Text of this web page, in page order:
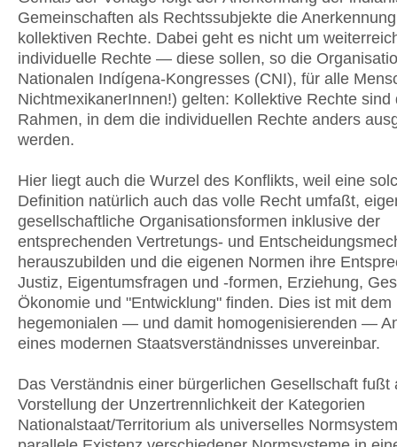
Gemeinschaften als Rechtssubjekte die
kollektiven Rechte. Dabei geht es nicht um
individuelle Rechte — diese sollen, so die
Nationalen Indígena-Kongresses (CNI), für alle
NichtmexikanerInnen!) gelten: Kollektive Rechte sind
Rahmen, in dem die individuellen Rechte anders
werden.
Hier liegt auch die Wurzel des Konflikts, weil eine
Definition natürlich auch das volle Recht umfaßt,
gesellschaftliche Organisationsformen inklusive der
entsprechenden Vertretungs- und
herauszubilden und die eigenen Normen ihre
Justiz, Eigentumsfragen und -formen, Erziehung,
Ökonomie und "Entwicklung" finden. Dies ist mit dem
hegemonialen — und damit homogenisierenden —
eines modernen Staatsverständnisses unvereinbar.
Das Verständnis einer bürgerlichen Gesellschaft fußt
Vorstellung der Unzertrennlichkeit der Kategorien
Nationalstaat/Territorium als universelles